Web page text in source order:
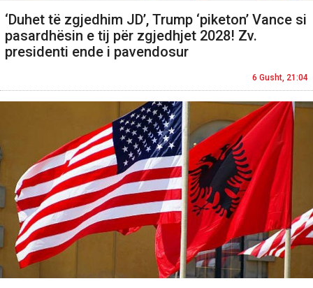
‘Duhet të zgjedhim JD’, Trump ‘piketon’ Vance si
pasardhësin e tij për zgjedhjet 2028! Zv.
presidenti ende i pavendosur
6 Gusht, 21:04